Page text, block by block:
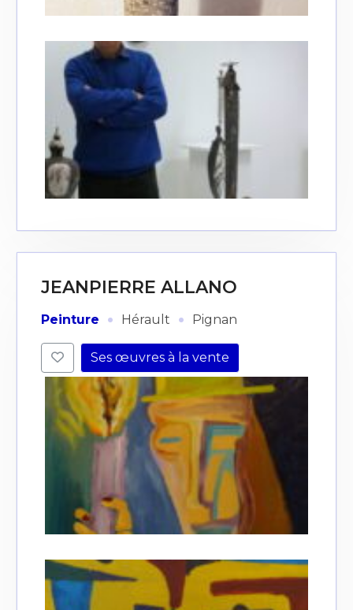
JEANPIERRE ALLANO
Peinture · Hérault · Pignan
Ses œuvres à la vente